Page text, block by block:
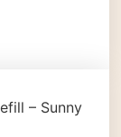
– Sunny